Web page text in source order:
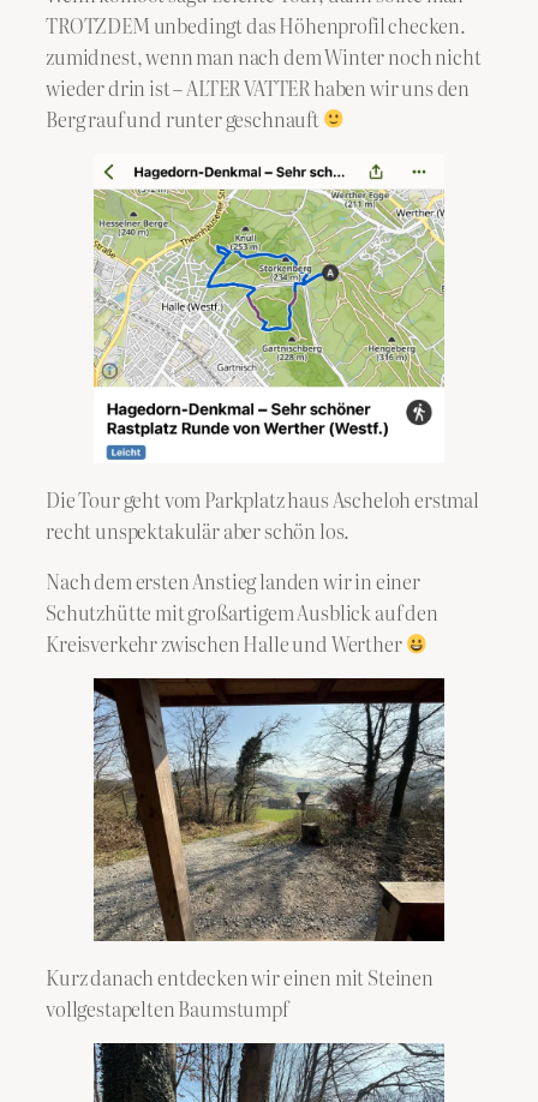
TROTZDEM unbedingt das Höhenprofil checken.
zumidnest, wenn man nach dem Winter noch nicht
wieder drin ist – ALTER VATTER haben wir uns den
Berg rauf und runter geschnauft
Die Tour geht vom Parkplatz haus Ascheloh erstmal
recht unspektakulär aber schön los.
Nach dem ersten Anstieg landen wir in einer
Schutzhütte mit großartigem Ausblick auf den
Kreisverkehr zwischen Halle und Werther
Kurz danach entdecken wir einen mit Steinen
vollgestapelten Baumstumpf